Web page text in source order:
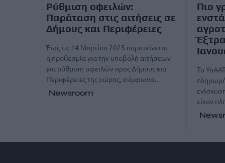
Ρύθμιση οφειλών:
Παράταση στις αιτήσεις σε
Δήμους και Περιφέρειες
Έως τις 14 Μαρτίου 2025 παρατείνεται
η προθεσμία για την υποβολή αιτήσεων
για ρύθμιση οφειλών προς Δήμους και
Περιφέρειες της χώρας, σύμφωνα…
Newsroom
Πιο
Το
είχαν